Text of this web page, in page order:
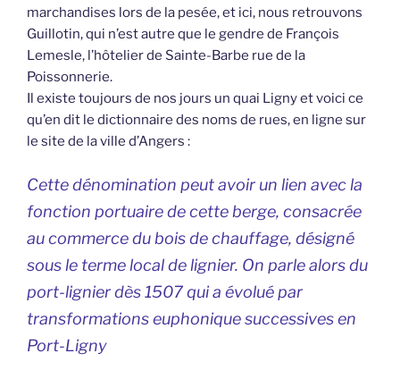
marchandises lors de la pesée, et ici, nous retrouvons
Guillotin, qui n’est autre que le gendre de François
Lemesle, l’hôtelier de Sainte-Barbe rue de la
Poissonnerie.
Il existe toujours de nos jours un quai Ligny et voici ce
qu’en dit le dictionnaire des noms de rues, en ligne sur
le site de la ville d’Angers :
Cette dénomination peut avoir un lien avec la
fonction portuaire de cette berge, consacrée
au commerce du bois de chauffage, désigné
sous le terme local de lignier. On parle alors du
port-lignier dès 1507 qui a évolué par
transformations euphonique successives en
Port-Ligny